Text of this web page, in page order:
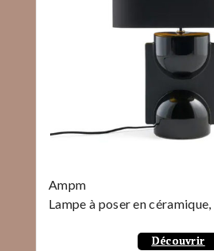
Ampm
Lampe à poser en
Découvrir